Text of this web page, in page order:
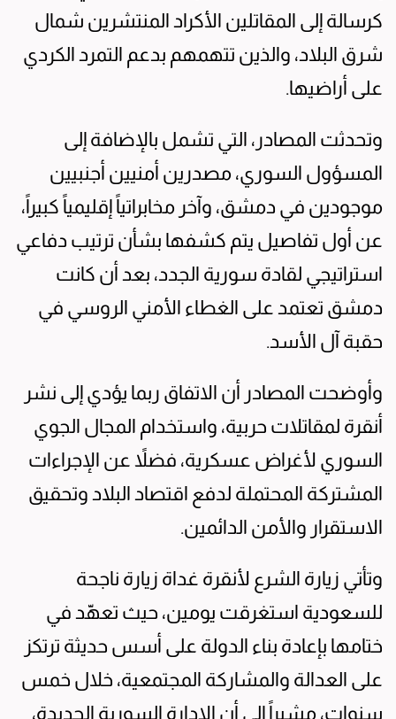
كرسالة إلى المقاتلين الأكراد المنتشرين شمال
شرق البلاد، والذين تتهمهم بدعم التمرد الكردي
على أراضيها.
وتحدثت المصادر، التي تشمل بالإضافة إلى
المسؤول السوري، مصدرين أمنيين أجنبيين
موجودين في دمشق، وآخر مخابراتياً إقليمياً كبيراً،
عن أول تفاصيل يتم كشفها بشأن ترتيب دفاعي
استراتيجي لقادة سورية الجدد، بعد أن كانت
دمشق تعتمد على الغطاء الأمني الروسي في
حقبة آل الأسد.
وأوضحت المصادر أن الاتفاق ربما يؤدي إلى نشر
أنقرة لمقاتلات حربية، واستخدام المجال الجوي
السوري لأغراض عسكرية، فضلاً عن الإجراءات
المشتركة المحتملة لدفع اقتصاد البلاد وتحقيق
الاستقرار والأمن الدائمين.
وتأتي زيارة الشرع لأنقرة غداة زيارة ناجحة
للسعودية استغرقت يومين، حيث تعهّد في
ختامها بإعادة بناء الدولة على أسس حديثة ترتكز
على العدالة والمشاركة المجتمعية، خلال خمس
سنوات، مشيراً إلى أن الإدارة السورية الجديدة،